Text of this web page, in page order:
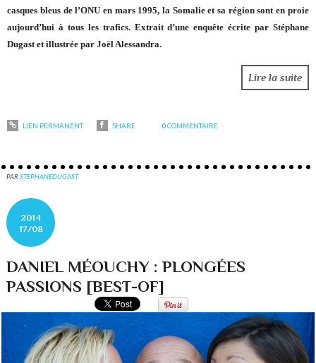
casques bleus de l’ONU en mars 1995, la Somalie et sa région sont en proie
aujourd’hui à tous les trafics. Extrait d’une enquête écrite par Stéphane
Dugast et illustrée par Joël Alessandra.
Lire la suite
LIEN PERMANENT SHARE 0 COMMENTAIRE
PARSTEPHANEDUGAST
2014
17/08
DANIEL MÉOUCHY : PLONGÉES
PASSIONS [BEST-OF]